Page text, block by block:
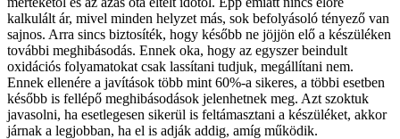
kalkulált ár, mivel minden helyzet más, sok befolyásoló tényező van
sajnos. Arra sincs biztosíték, hogy később ne jöjjön elő a készüléken
további meghibásodás. Ennek oka, hogy az egyszer beindult
oxidációs folyamatokat csak lassítani tudjuk, megállítani nem.
Ennek ellenére a javítások több mint 60%-a sikeres, a többi esetben
később is fellépő meghibásodások jelenhetnek meg. Azt szoktuk
javasolni, ha esetlegesen sikerül is feltámasztani a készüléket, akkor
járnak a legjobban, ha el is adják addig, amíg működik.